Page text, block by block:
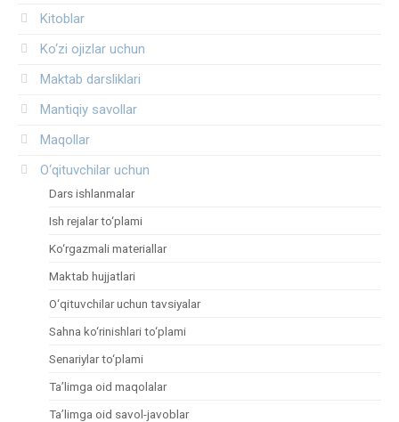
Kitoblar
Ko‘zi ojizlar uchun
Maktab darsliklari
Mantiqiy savollar
Maqollar
O‘qituvchilar uchun
Dars ishlanmalar
Ish rejalar to‘plami
Ko‘rgazmali materiallar
Maktab hujjatlari
O‘qituvchilar uchun tavsiyalar
Sahna ko‘rinishlari to‘plami
Senariylar to‘plami
Ta’limga oid maqolalar
Ta’limga oid savol-javoblar